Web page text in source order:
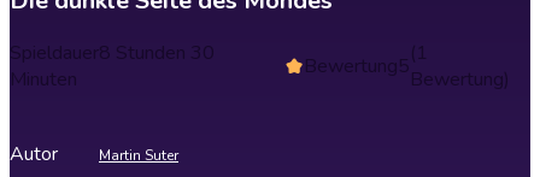
Spieldauer8 Stunden 30
Minuten
Bewertung5(1
Bewertung)
Autor Martin Suter